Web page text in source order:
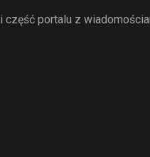
portalu z